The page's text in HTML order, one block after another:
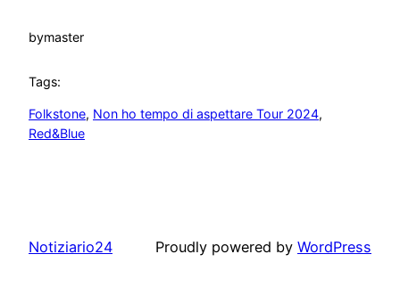
bymaster
Tags:
Folkstone, Non ho tempo di aspettare Tour 2024
Red&Blue
Notiziario24 Proudly powered by WordPress